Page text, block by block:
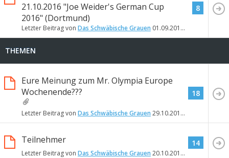
21.10.2016 "Joe Weider's German Cup
2016" (Dortmund)
Letzter Beitrag von Das Schwäbische Grauen 01.09.2016
8
THEMEN
Eure Meinung zum Mr. Olympia Europe
Wochenende???
Letzter Beitrag von Das Schwäbische Grauen 29.10.2016
18
Teilnehmer
Letzter Beitrag von Das Schwäbische Grauen 20.10.2016
14